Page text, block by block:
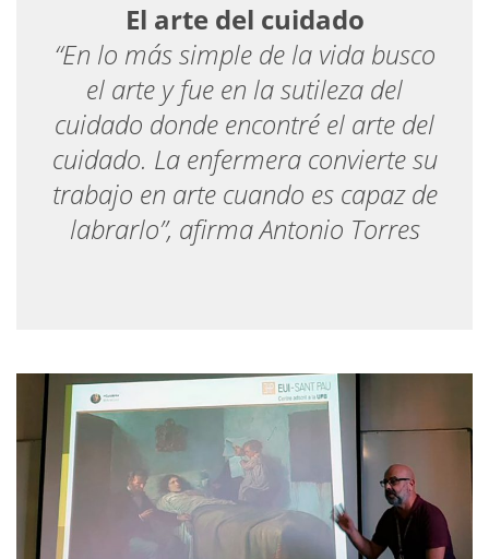
El arte del cuidado
“En lo más simple de la vida busco
el arte y fue en la sutileza del
cuidado donde encontré el arte del
cuidado. La enfermera convierte su
trabajo en arte cuando es capaz de
labrarlo”, afirma Antonio Torres